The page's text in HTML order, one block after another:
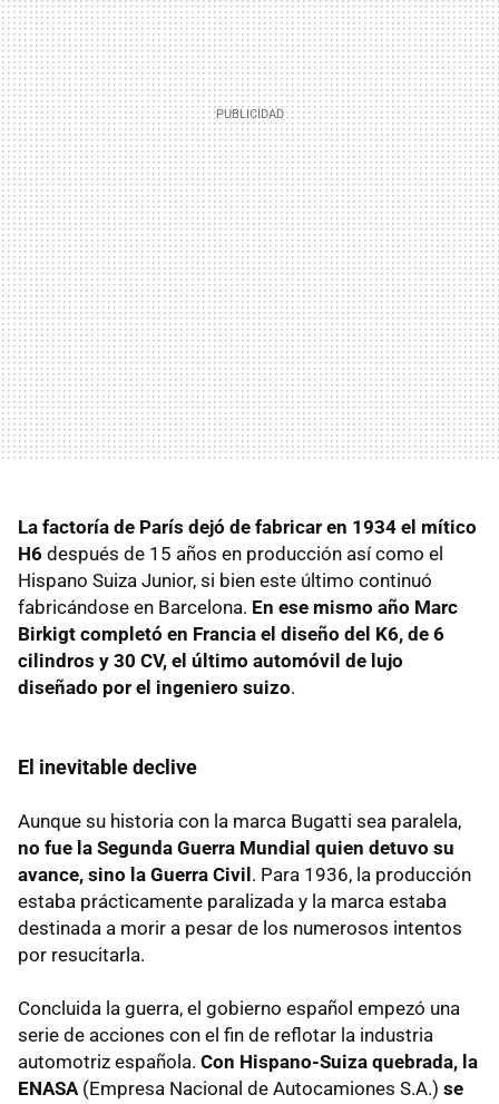
La factoría de París dejó de fabricar en 1934 el mítico
H6 después de 15 años en producción así como el
Hispano Suiza Junior, si bien este último continuó
fabricándose en Barcelona. En ese mismo año Marc
Birkigt completó en Francia el diseño del K6, de 6
cilindros y 30 CV, el último automóvil de lujo
diseñado por el ingeniero suizo.
El inevitable declive
Aunque su historia con la marca Bugatti sea paralela,
no fue la Segunda Guerra Mundial quien detuvo su
avance, sino la Guerra Civil. Para 1936, la producción
estaba prácticamente paralizada y la marca estaba
destinada a morir a pesar de los numerosos intentos
por resucitarla.
Concluida la guerra, el gobierno español empezó una
serie de acciones con el fin de reflotar la industria
automotriz española. Con Hispano-Suiza quebrada, la
ENASA (Empresa Nacional de Autocamiones S.A.) se